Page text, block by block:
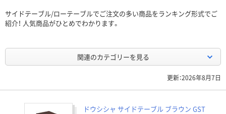
サイドテーブル/ローテーブルでご注文の多い商品をランキング形式でご
紹介！ 人気商品がひとめでわかります。
関連のカテゴリーを見る
更新：2026年8月7日
ドウシシャ サイドテーブル ブラウン GST